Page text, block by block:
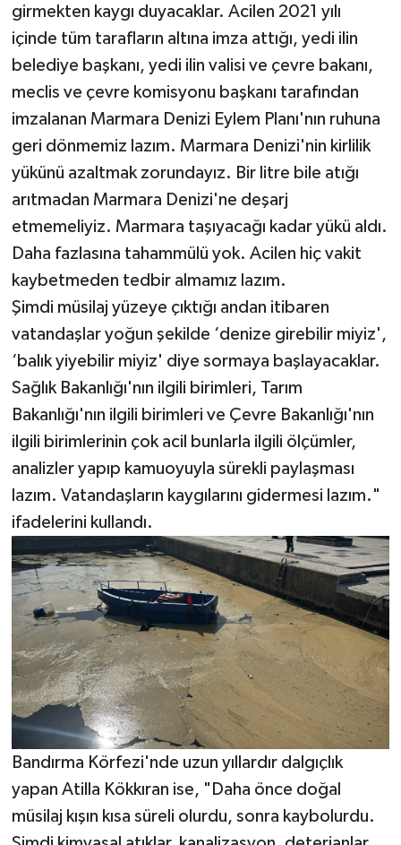
girmekten kaygı duyacaklar. Acilen 2021 yılı
içinde tüm tarafların altına imza attığı, yedi ilin
belediye başkanı, yedi ilin valisi ve çevre bakanı,
meclis ve çevre komisyonu başkanı tarafından
imzalanan Marmara Denizi Eylem Planı'nın ruhuna
geri dönmemiz lazım. Marmara Denizi'nin kirlilik
yükünü azaltmak zorundayız. Bir litre bile atığı
arıtmadan Marmara Denizi'ne deşarj
etmemeliyiz. Marmara taşıyacağı kadar yükü aldı.
Daha fazlasına tahammülü yok. Acilen hiç vakit
kaybetmeden tedbir almamız lazım.
Şimdi müsilaj yüzeye çıktığı andan itibaren
vatandaşlar yoğun şekilde ‘denize girebilir miyiz',
‘balık yiyebilir miyiz' diye sormaya başlayacaklar.
Sağlık Bakanlığı'nın ilgili birimleri, Tarım
Bakanlığı'nın ilgili birimleri ve Çevre Bakanlığı'nın
ilgili birimlerinin çok acil bunlarla ilgili ölçümler,
analizler yapıp kamuoyuyla sürekli paylaşması
lazım. Vatandaşların kaygılarını gidermesi lazım."
ifadelerini kullandı.
Bandırma Körfezi'nde uzun yıllardır dalgıçlık
yapan Atilla Kökkıran ise, "Daha önce doğal
müsilaj kışın kısa süreli olurdu, sonra kaybolurdu.